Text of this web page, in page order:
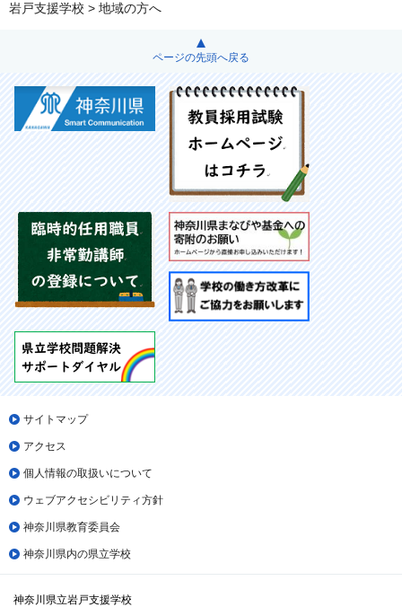
岩戸支援学校 > 地域の方へ
ページの先頭へ戻る
サイトマップ
アクセス
個人情報の取扱いについて
ウェブアクセシビリティ方針
神奈川県教育委員会
神奈川県内の県立学校
神奈川県立岩戸支援学校